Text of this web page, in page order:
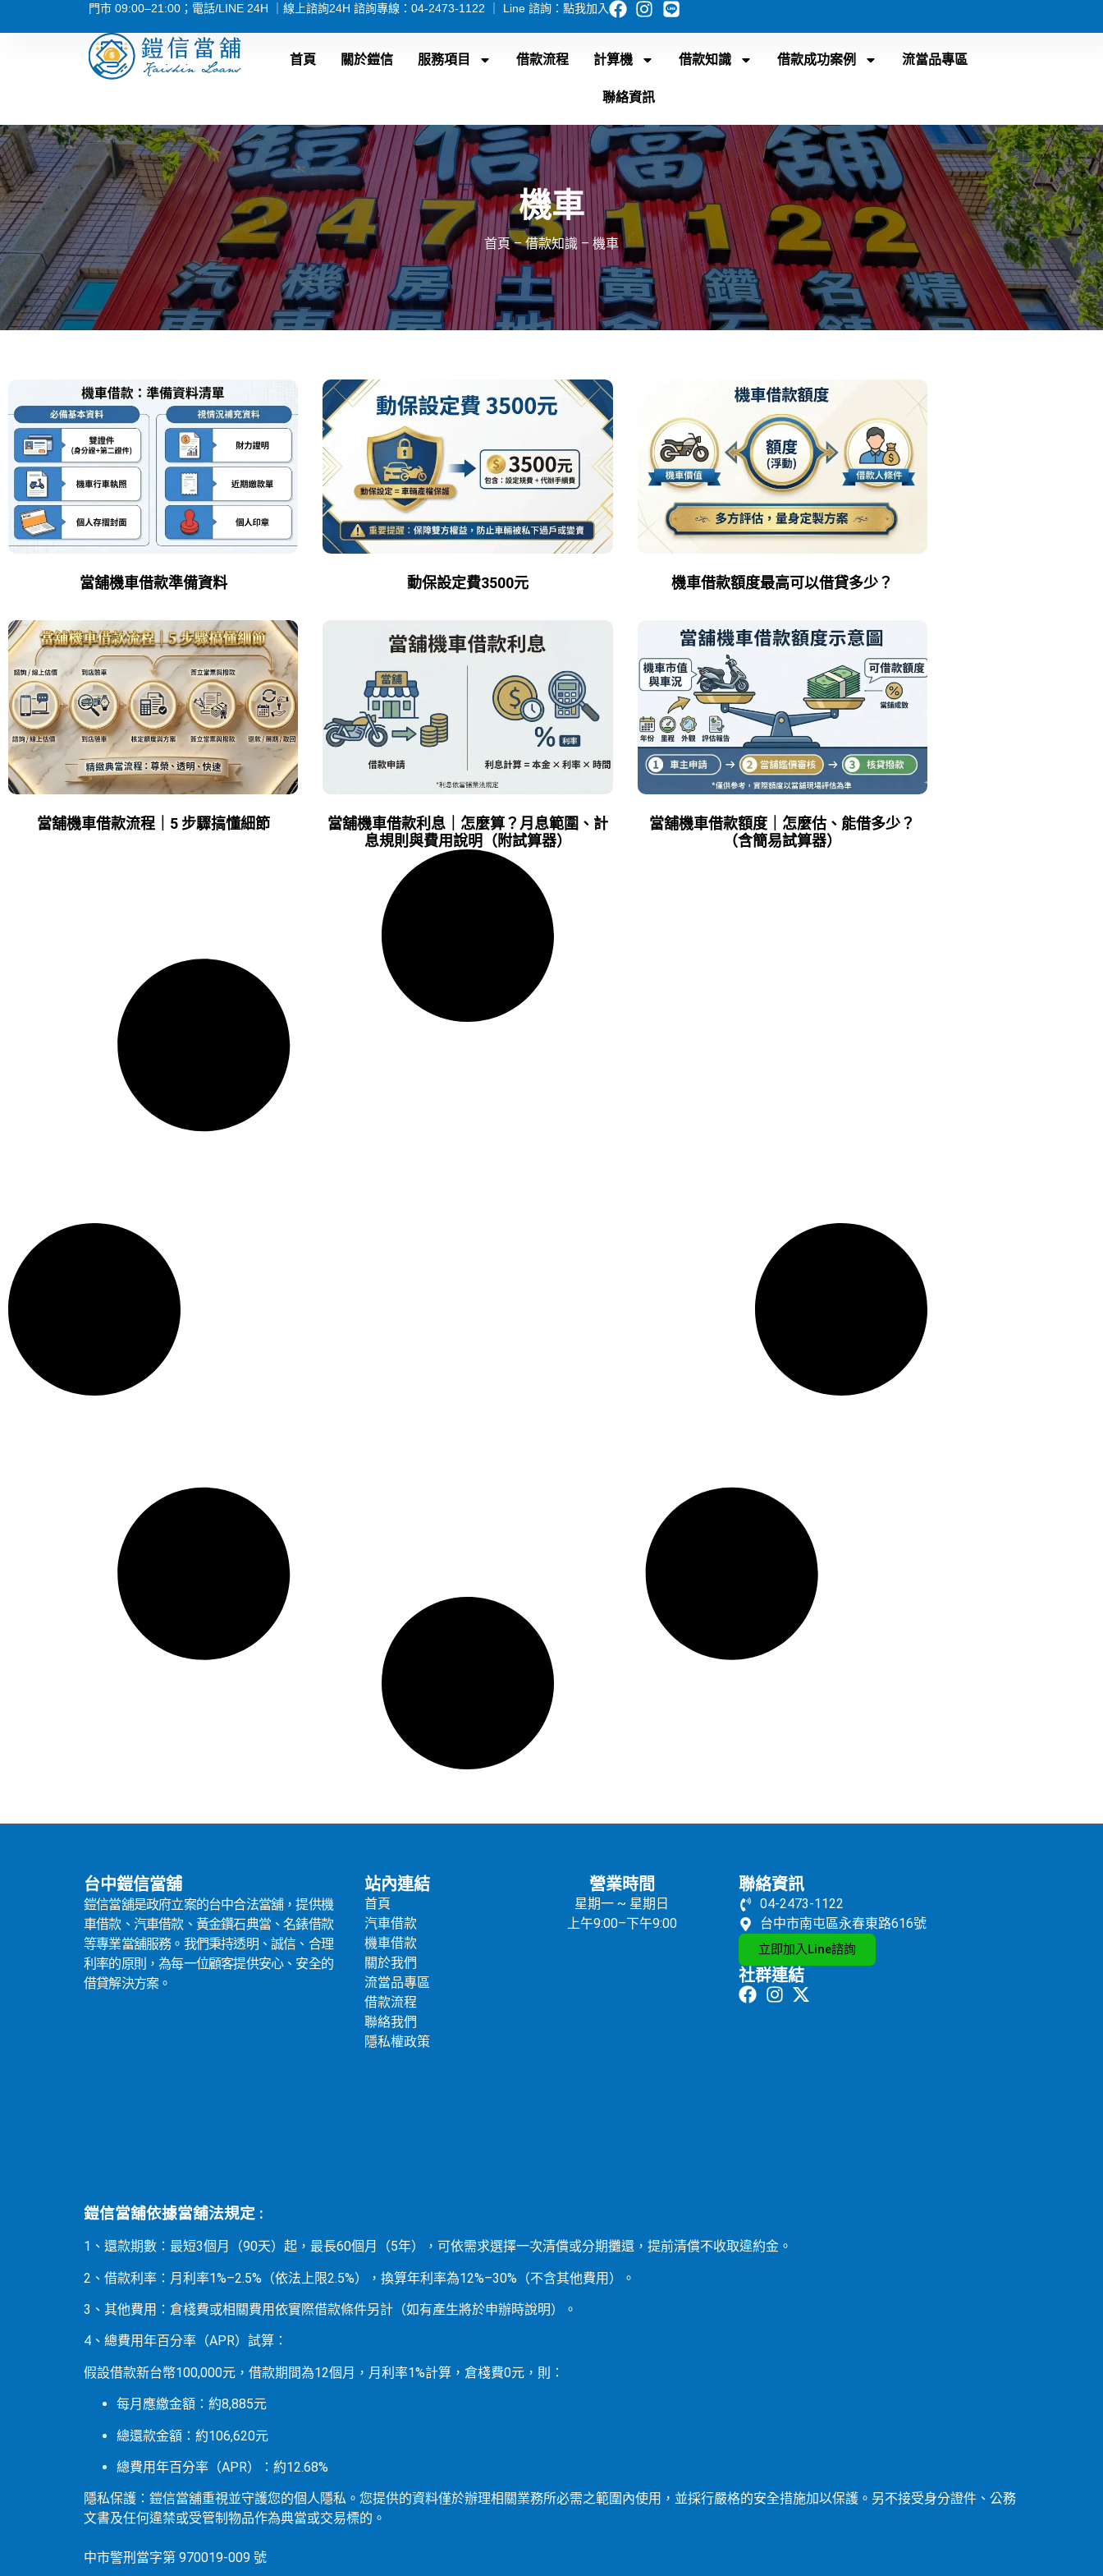
門市 09:00–21:00；電話/LINE 24H ｜線上諮詢24H 諮詢專線： 04-2473-1122 ｜ Line 諮詢： 點我加入
首頁 關於鎧信 服務項目 借款流程 計算機 借款知識 借款成功案例 流當品專區
聯絡資訊
機車
首頁–借款知識 – 機車
當舖機車借款準備資料 動保設定費3500元 機車借款額度最高可以借貸多少？
當舖機車借款流程｜5 步驟搞懂細節
當舖機車借款利息｜怎麼算？月息範圍、計
息規則與費用說明（附試算器）
當舖機車借款額度｜怎麼估、能借多少？
（含簡易試算器）
台中鎧信當舖
鎧信當舖是政府立案的台中合法當舖，提供機
車借款、汽車借款、黃金鑽石典當、名錶借款
等專業當舖服務。我們秉持透明、誠信、合理
利率的原則，為每一位顧客提供安心、安全的
借貸解決方案。
站內連結
首頁
汽車借款
機車借款
關於我們
流當品專區
借款流程
聯絡我們
隱私權政策
營業時間
星期一 ~ 星期日
上午9:00–下午9:00
聯絡資訊
04-2473-1122
台中市南屯區永春東路616號
立即加入Line諮詢
社群連結
鎧信當舖依據當舖法規定 :
1、還款期數：最短3個月（90天）起，最長60個月（5年），可依需求選擇一次清償或分期攤還，提前清償不收取違約金。
2、借款利率：月利率1%–2.5%（依法上限2.5%），換算年利率為12%–30%（不含其他費用）。
3、其他費用：倉棧費或相關費用依實際借款條件另計（如有產生將於申辦時說明）。
4、總費用年百分率（APR）試算：
假設借款新台幣100,000元，借款期間為12個月，月利率1%計算，倉棧費0元，則：
每月應繳金額：約8,885元
總還款金額：約106,620元
總費用年百分率（APR）：約12.68%
隱私保護：鎧信當舖重視並守護您的個人隱私。您提供的資料僅於辦理相關業務所必需之範圍內使用，並採行嚴格的安全措施加以保護。另不接受身分證件、公務
文書及任何違禁或受管制物品作為典當或交易標的。
中市警刑當字第 970019-009 號